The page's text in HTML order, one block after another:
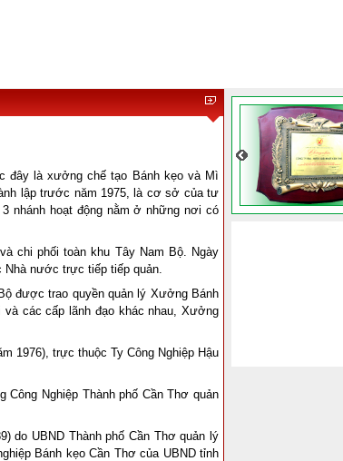
đây là xưởng chế tạo Bánh kẹo và Mì
lập trước năm 1975, là cơ sở của tư
nhánh hoạt động nằm ở những nơi có
chi phối toàn khu Tây Nam Bộ. Ngày
nước trực tiếp tiếp quản.
được trao quyền quản lý Xưởng Bánh
các cấp lãnh đạo khác nhau, Xưởng
1976), trực thuộc Ty Công Nghiệp Hậu
Công Nghiệp Thành phố Cần Thơ quản
do UBND Thành phố Cần Thơ quản lý
Bánh kẹo Cần Thơ của UBND tỉnh